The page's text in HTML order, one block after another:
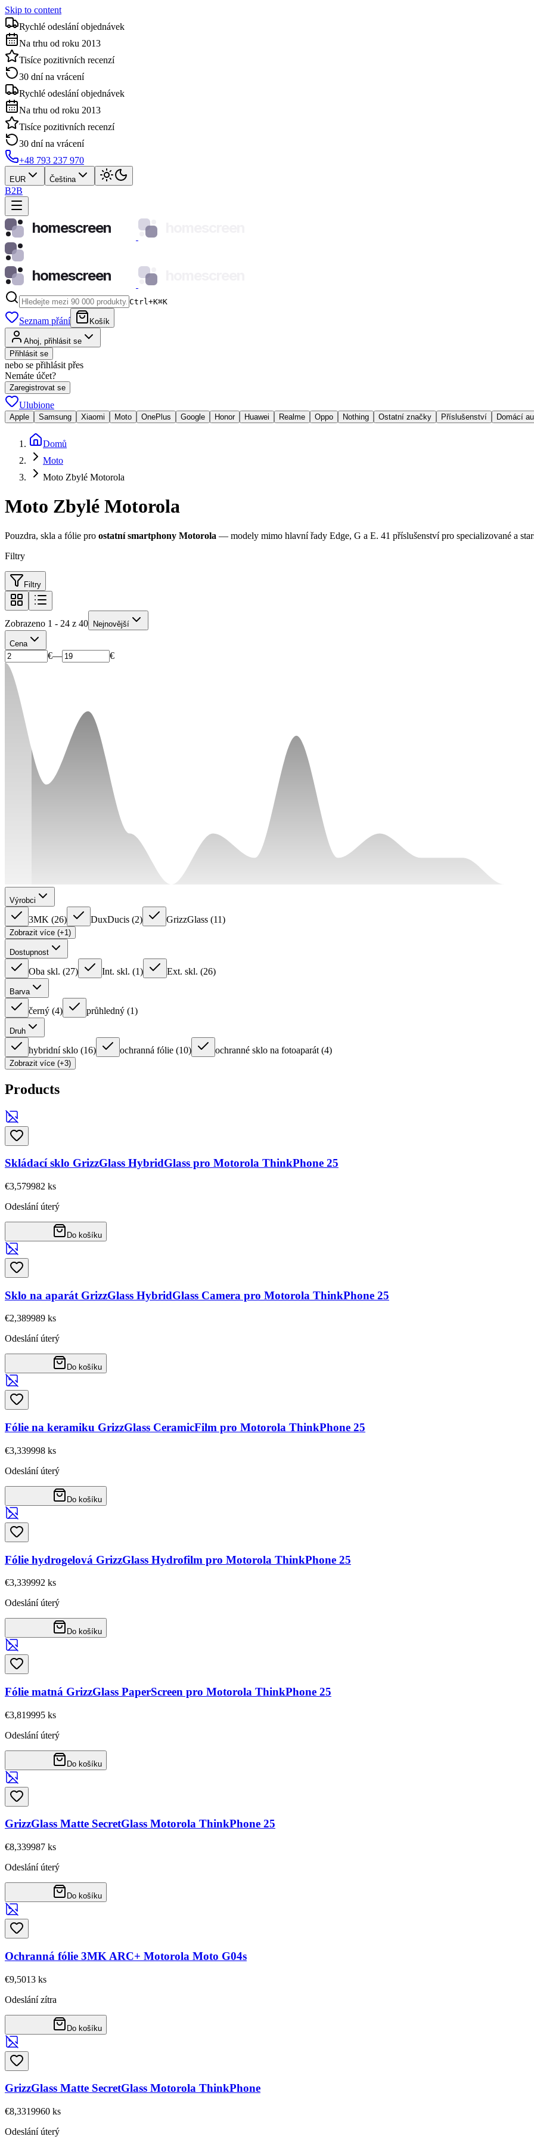
Skip to content
Rychlé odeslání objednávek
Na trhu od roku 2013
Tisíce pozitivních recenzí
30 dní na vrácení
Rychlé odeslání objednávek
Na trhu od roku 2013
Tisíce pozitivních recenzí
30 dní na vrácení
+48 793 237 970
EUR Čeština
B2B
homescreen
homescreen
Ctrl+K⌘K
Seznam přání Košík
Ahoj, přihlásit se
Přihlásit se
nebo se přihlásit přes
Nemáte účet?
Zaregistrovat se
Ulubione
Apple Samsung Xiaomi Moto OnePlus Google Honor Huawei Realme Oppo Nothing Ostatní značky Příslušenství Domácí
Domů
Moto
Moto Zbylé Motorola
Moto Zbylé Motorola
Pouzdra, skla a fólie pro ostatní smartphony Motorola — modely mimo hlavní řady Edge, G a E. 41 příslušenství pro specializované a
Filtry
Filtry
Zobrazeno 1 - 24 z 40 Nejnovější
Cena
€— €
Výrobci
3MK (26) DuxDucis (2) GrizzGlass (11)
Zobrazit více (+1)
Dostupnost
Oba skl. (27) Int. skl. (1) Ext. skl. (26)
Barva
černý (4) průhledný (1)
Druh
hybridní sklo (16) ochranná fólie (10) ochranné sklo na fotoaparát (4)
Zobrazit více (+3)
Products
Skládací sklo GrizzGlass HybridGlass pro Motorola ThinkPhone 25
€3,579982 ks
Odeslání úterý
Do košíku
Sklo na aparát GrizzGlass HybridGlass Camera pro Motorola ThinkPhone 25
€2,389989 ks
Odeslání úterý
Do košíku
Fólie na keramiku GrizzGlass CeramicFilm pro Motorola ThinkPhone 25
€3,339998 ks
Odeslání úterý
Do košíku
Fólie hydrogelová GrizzGlass Hydrofilm pro Motorola ThinkPhone 25
€3,339992 ks
Odeslání úterý
Do košíku
Fólie matná GrizzGlass PaperScreen pro Motorola ThinkPhone 25
€3,819995 ks
Odeslání úterý
Do košíku
GrizzGlass Matte SecretGlass Motorola ThinkPhone 25
€8,339987 ks
Odeslání úterý
Do košíku
Ochranná fólie 3MK ARC+ Motorola Moto G04s
€9,5013 ks
Odeslání zítra
Do košíku
GrizzGlass Matte SecretGlass Motorola ThinkPhone
€8,3319960 ks
Odeslání úterý